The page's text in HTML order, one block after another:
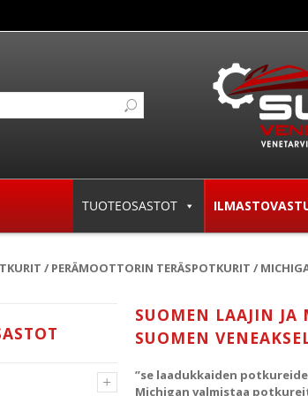
TUOTEOSASTOT
/ PERÄMOOTTORIN TERÄSPOTKURIT /
+
SUOMEN LAAJIN JA
SUOMEN
”se laadukkaiden
Michigan valmistaa